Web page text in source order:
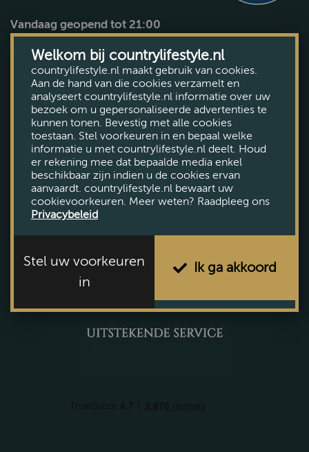
Vandaag geopend tot 21:00
Welkom bij countrylifestyle.nl
countrylifestyle.nl maakt gebruik van cookies.
Aan de hand van die cookies verzamelt en
analyseert countrylifestyle.nl informatie over uw
bezoek om u gepersonaliseerde advertenties te
kunnen tonen. Bevestig met alle cookies
toestaan. Stel voorkeuren in en bepaal welke
informatie u met countrylifestyle.nl deelt. Houd
er rekening mee dat bepaalde media enkel
beschikbaar zijn indien u de cookies ervan
aanvaardt. countrylifestyle.nl bewaart uw
cookievoorkeuren. Meer weten? Raadpleeg ons
Privacybeleid
Stel uw voorkeuren
in
Ik ga akkoord